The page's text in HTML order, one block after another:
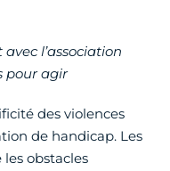
l’association
pour agir
des violences
de handicap. Les
obstacles